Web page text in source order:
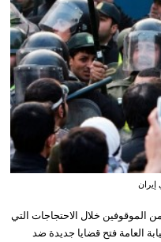
إيران
الموقوفين خلال الاحتجاجات التي
العامة فتح قضايا جديدة ضد